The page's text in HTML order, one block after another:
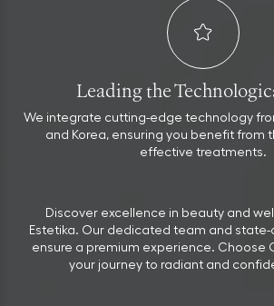
Leading the
We integrate cutting-edge technology
and Korea, ensuring you benefit from
effective treatments.
Discover excellence in beauty and
Estetika. Our dedicated team and
ensure a premium experience. Choose
your journey to radiant and